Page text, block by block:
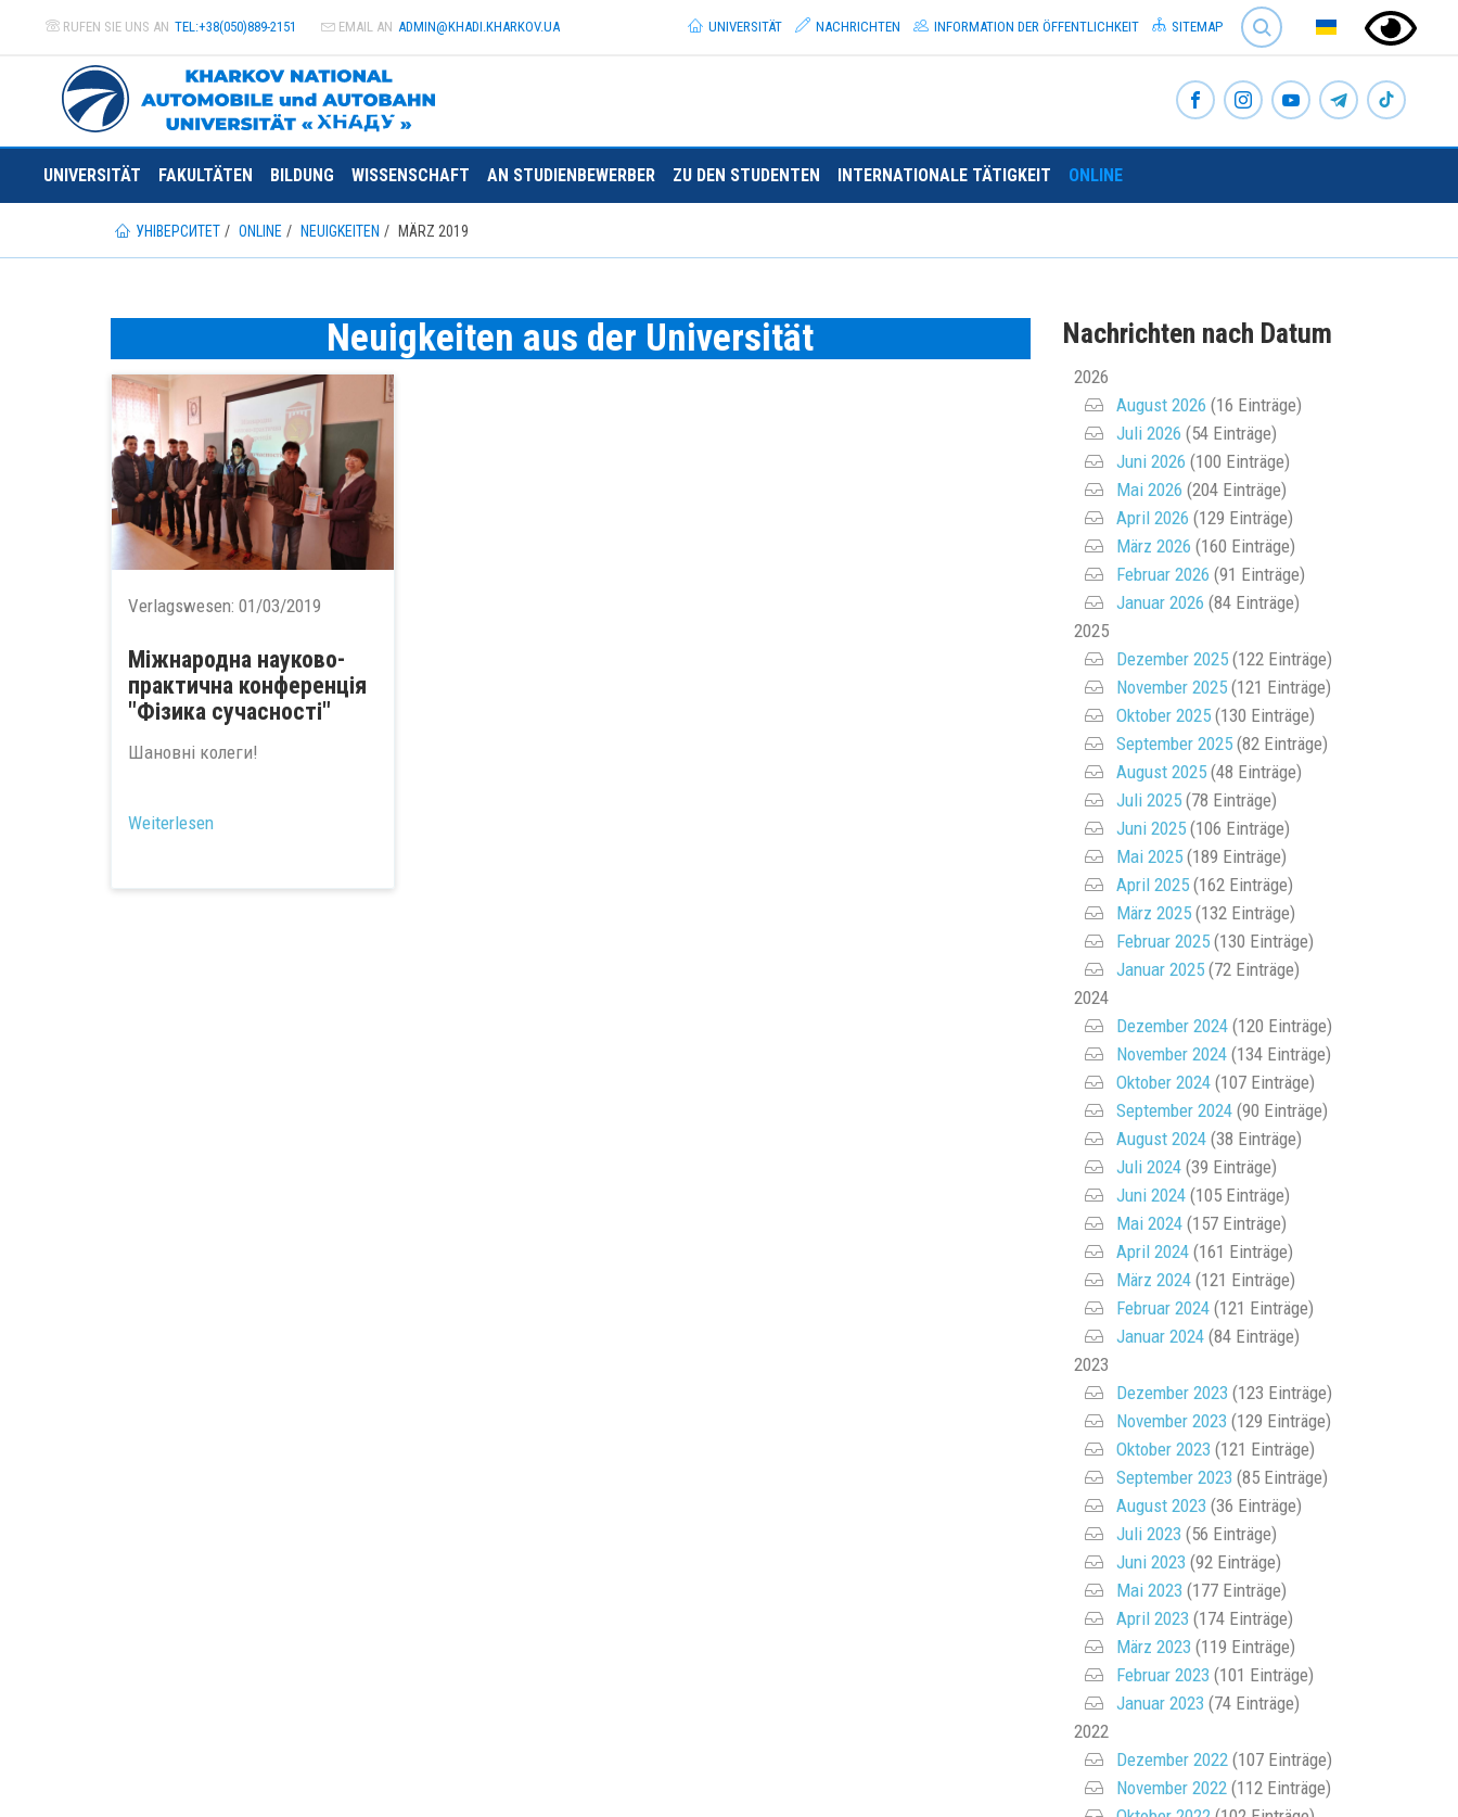
RUFEN SIE UNS AN TEL:+38(050)889-2151 EMAIL AN ADMIN@KHADI.KHARKOV.UA
SEARCH
UNIVERSITÄT
NACHRICHTEN INFORMATION DER ÖFFENTLICHKEIT SITEMAP
UNIVERSITÄT FAKULTÄTEN BILDUNG WISSENSCHAFT AN STUDIENBEWERBER ZU DEN STUDENTEN INTERNATIONALE TÄTIGKEIT ONLINE
УНІВЕРСИТЕТ ONLINE NEUIGKEITEN MÄRZ 2019
Neuigkeiten aus der Universität
Verlagswesen: 01/03/2019
Міжнародна науково-
практична конференція
"Фізика сучасності"
Шановні колеги!
Weiterlesen
Nachrichten nach Datum
2026
August 2026 (16 Einträge)
Juli 2026 (54 Einträge)
Juni 2026 (100 Einträge)
Mai 2026 (204 Einträge)
April 2026 (129 Einträge)
März 2026 (160 Einträge)
Februar 2026 (91 Einträge)
Januar 2026 (84 Einträge)
2025
Dezember 2025(122 Einträge)
November 2025(121 Einträge)
Oktober 2025(130 Einträge)
September 2025(82 Einträge)
August 2025(48 Einträge)
Juli 2025(78 Einträge)
Juni 2025(106 Einträge)
Mai 2025(189 Einträge)
April 2025(162 Einträge)
März 2025(132 Einträge)
Februar 2025(130 Einträge)
Januar 2025(72 Einträge)
2024
Dezember 2024(120 Einträge)
November 2024(134 Einträge)
Oktober 2024(107 Einträge)
September 2024(90 Einträge)
August 2024(38 Einträge)
Juli 2024(39 Einträge)
Juni 2024(105 Einträge)
Mai 2024(157 Einträge)
April 2024(161 Einträge)
März 2024(121 Einträge)
Februar 2024(121 Einträge)
Januar 2024(84 Einträge)
2023
Dezember 2023 (123 Einträge)
November 2023 (129 Einträge)
Oktober 2023 (121 Einträge)
September 2023 (85 Einträge)
August 2023 (36 Einträge)
Juli 2023 (56 Einträge)
Juni 2023 (92 Einträge)
Mai 2023 (177 Einträge)
April 2023 (174 Einträge)
März 2023 (119 Einträge)
Februar 2023 (101 Einträge)
Januar 2023 (74 Einträge)
2022
Dezember 2022(107 Einträge)
November 2022(112 Einträge)